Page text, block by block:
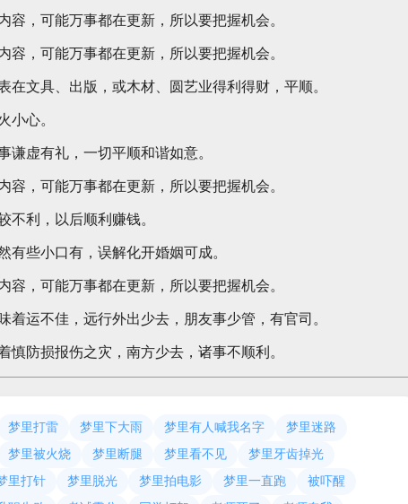
，可能万事都在更新，所以要把握机会。
，可能万事都在更新，所以要把握机会。
文具、出版，或木材、圆艺业得利得财，平顺。
小心。
谦虚有礼，一切平顺和谐如意。
，可能万事都在更新，所以要把握机会。
不利，以后顺利赚钱。
些小口有，误解化开婚姻可成。
，可能万事都在更新，所以要把握机会。
运不佳，远行外出少去，朋友事少管，有官司。
防损报伤之灾，南方少去，诸事不顺利。
梦里打雷 梦里下大雨 梦里有人喊我名字
梦里迷路
梦里被火烧 梦里断腿 梦里看不见
梦里牙齿掉光
里打针 梦里脱光 梦里拍电影 梦里一直跑
被吓醒